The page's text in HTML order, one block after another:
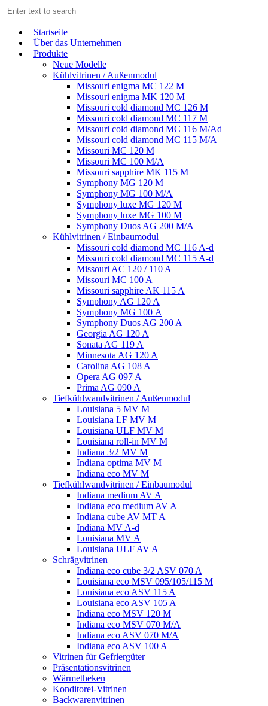
Start­sei­te
Über das Unternehmen
Produkte
Neue Modelle
Kühlvitrinen / Außenmodul
Missouri enigma MC 122 M
Missouri enigma MK 120 M
Missouri cold diamond MC 126 M
Missouri cold diamond MC 117 M
Missouri cold diamond MC 116 M/Ad
Missouri cold diamond MC 115 M/A
Missouri MC 120 M
Missouri MC 100 M/A
Missouri sapphire MK 115 M
Symphony MG 120 M
Symphony MG 100 M/А
Symphony luxe MG 120 M
Symphony luxe MG 100 M
Symphony Duos AG 200 M/A
Kühlvitrinen / Einbaumodul
Missouri cold diamond MC 116 A-d
Missouri cold diamond MC 115 A-d
Missouri AC 120 / 110 A
Missouri MC 100 A
Missouri sapphire AK 115 A
Symphony AG 120 A
Symphony MG 100 А
Symphony Duos AG 200 A
Georgia AG 120 A
Sonata AG 119 A
Minnesota AG 120 A
Carolina AG 108 A
Opera AG 097 A
Prima AG 090 A
Tiefkühlwandvitrinen / Außenmodul
Louisiana 5 MV M
Louisiana LF MV M
Louisiana ULF MV M
Louisiana roll-in MV M
Indiana 3/2 MV M
Indiana optima MV M
Indiana eco MV M
Tiefkühlwandvitrinen / Einbaumodul
Indiana medium AV A
Indiana eco medium AV A
Indiana cube AV MT A
Indiana MV A-d
Louisiana MV A
Louisiana ULF AV A
Schrägvitrinen
Indiana eco cube 3/2 ASV 070 A
Louisiana eco MSV 095/105/115 M
Louisiana eco ASV 115 A
Louisiana eco ASV 105 A
Indiana eco MSV 120 M
Indiana eco MSV 070 M/A
Indiana eco ASV 070 M/A
Indiana eco ASV 100 A
Vitrinen für Gefriergüter
Präsentationsvitrinen
Wärmetheken
Konditorei-Vitrinen
Backwarenvitrinen